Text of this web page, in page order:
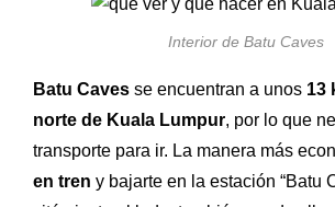
Interior de Batu Caves
Batu Caves se encuentran a unos 13
norte de Kuala Lumpur, por lo que
transporte para ir. La manera más
en tren y bajarte en la estación “Batu